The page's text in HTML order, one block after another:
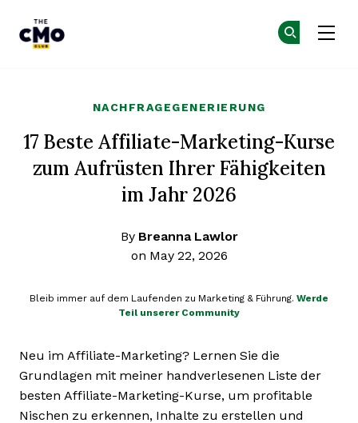
NACHFRAGEGENERIERUNG
17 Beste Affiliate-Marketing-Kurse
zum Aufrüsten Ihrer Fähigkeiten
im Jahr 2026
By Breanna Lawlor
on May 22, 2026
Bleib immer auf dem Laufenden zu Marketing & Führung. Werde
Teil unserer Community
Neu im Affiliate-Marketing? Lernen Sie die
Grundlagen mit meiner handverlesenen Liste der
besten Affiliate-Marketing-Kurse, um profitable
Nischen zu erkennen, Inhalte zu erstellen und